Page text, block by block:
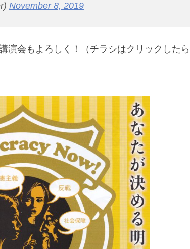
November 8, 2019
演会もよろしく！（チラシはクリックしたら